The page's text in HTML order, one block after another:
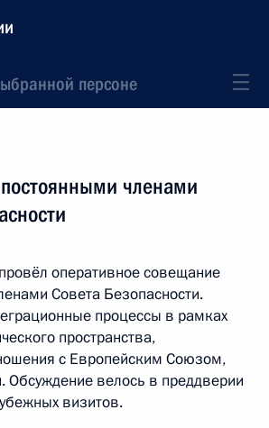
персоне
членами
оперативное совещание
Совета Безопасности.
процессы в рамках
пространства,
с Европейским Союзом,
Обсуждение велось в преддверии
визитов.